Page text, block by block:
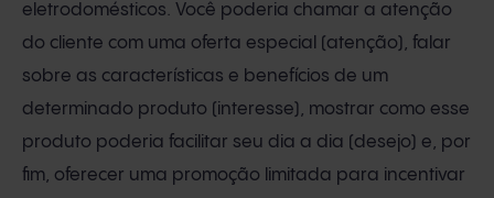
eletrodomésticos. Você poderia chamar a atenção
do cliente com uma oferta especial (atenção), falar
sobre as características e benefícios de um
determinado produto (interesse), mostrar como esse
produto poderia facilitar seu dia a dia (desejo) e, por
fim, oferecer uma promoção limitada para incentivar